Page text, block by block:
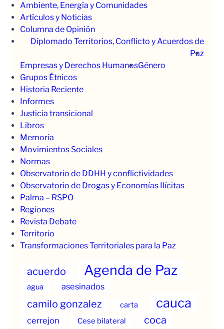
Ambiente, Energía y Comunidades
Artículos y Noticias
Columna de Opinión
Diplomado Territorios, Conflicto y Acuerdos de
Paz
Empresas y Derechos HumanosGénero
Grupos Étnicos
Historia Reciente
Informes
Justicia transicional
Libros
Memoria
Movimientos Sociales
Normas
Observatorio de DDHH y conflictividades
Observatorio de Drogas y Economías Ilícitas
Palma – RSPO
Regiones
Revista Debate
Territorio
Transformaciones Territoriales para la Paz
acuerdo Agenda de Paz
agua asesinados
camilo gonzalez carta cauca
cerrejon Cese bilateral coca